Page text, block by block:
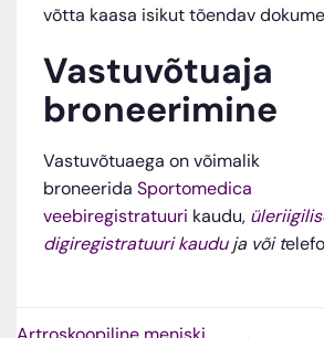
võtta kaasa isikut tõendav
Vastuvõtuaja
broneerimine
Vastuvõtuaega on võimalik
broneerida Sportomedica
veebiregistratuuri kaudu,
digiregistratuuri kauduja või t